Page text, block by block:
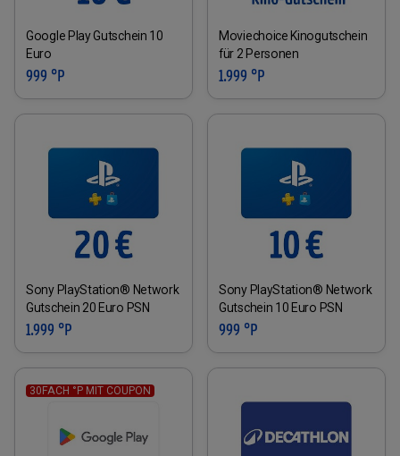
Google Play Gutschein 10
Euro
999 °P
Moviechoice Kinogutschein
für 2 Personen
1.999 °P
Sony PlayStation® Network
Gutschein 20 Euro PSN
1.999 °P
Sony PlayStation® Network
Gutschein 10 Euro PSN
999 °P
30FACH °P MIT COUPON